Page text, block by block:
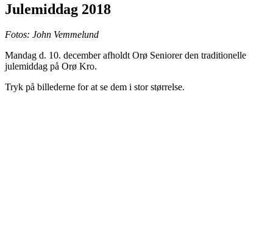
Julemiddag 2018
Fotos: John Vemmelund
Mandag d. 10. december afholdt Orø Seniorer den traditionelle
julemiddag på Orø Kro.
Tryk på billederne for at se dem i stor størrelse.